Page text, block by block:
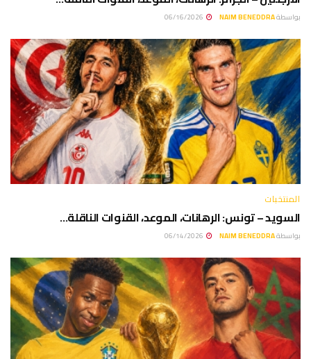
بواسطةNAIM BENEDDRA
المنتخبات
السويد – تونس: الرهانات، الموعد، القنوات الناقلة…
بواسطةNAIM BENEDDRA